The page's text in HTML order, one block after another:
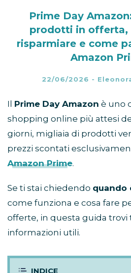
Prime Day
prodotti in offerta,
risparmiare e come
Amazon
22/06/2026 -
Il Prime Day Amazon è uno
shopping online più attesi
giorni, migliaia di prodotti
prezzi scontati
Amazon Prime.
Se ti stai chiedendo quando
come funziona e cosa fare
offerte, in questa guida trovi
informazioni utili.